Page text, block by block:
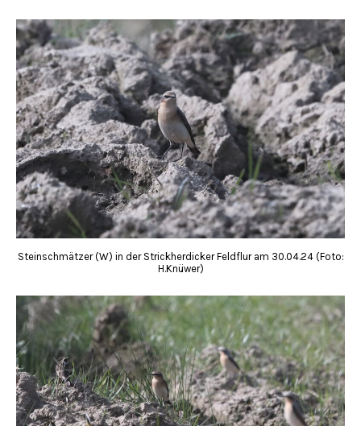
Steinschmätzer (W) in der Strickherdicker Feldflur am 30.04.24 (Foto:
H.Knüwer)